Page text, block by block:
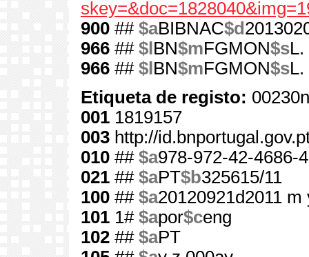
900 ## $aBIBNAC$d
966 ## $l BN$mFGMON$sL.
966 ## $l BN$mFGMON$sL.
Etiqueta de registo:
001 1819157
003 http://
010 ## $a978-972-42-4686-4
021 ## $aPT$b325615/11
100 ## $a20120921d2011
101 1# $apor$ceng
102 ## $aPT